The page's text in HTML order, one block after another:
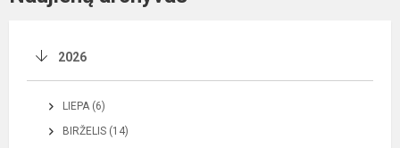
2026
LIEPA (6)
BIRŽELIS (14)